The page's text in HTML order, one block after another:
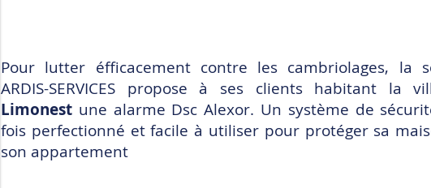
Pour lutter éfficacement contre les cambriolages, la
ARDIS-SERVICES propose à ses clients habitant la
Limonest une alarme Dsc Alexor. Un système de
fois perfectionné et facile à utiliser pour protéger sa
son appartement